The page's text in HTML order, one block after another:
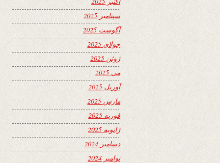
سپتامبر 2025
آگوست 2025
جولای 2025
ژوئن 2025
می 2025
آوریل 2025
مارس 2025
فوریه 2025
ژانویه 2025
دسامبر 2024
نوامبر 2024